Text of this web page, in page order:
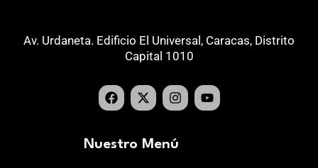
Av. Urdaneta. Edificio El Universal, Caracas, Distrito
Capital 1010
Nuestro Menú